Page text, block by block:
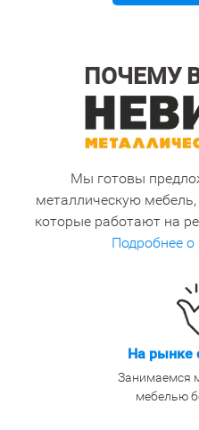
ПОЧЕМУ
Мы готовы
металлическую
которые работают на
Подробнее
На рынке
Занимаемся
мебелью